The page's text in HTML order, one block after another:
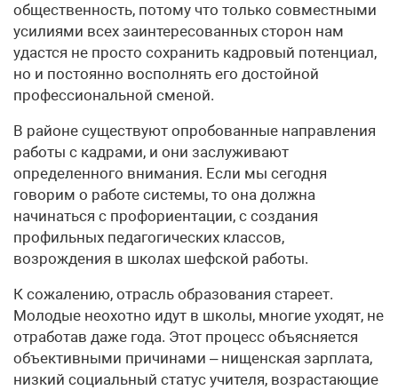
общественность, потому что только совместными
усилиями всех заинтересованных сторон нам
удастся не просто сохранить кадровый потенциал,
но и постоянно восполнять его достойной
профессиональной сменой.
В районе существуют опробованные направления
работы с кадрами, и они заслуживают
определенного внимания. Если мы сегодня
говорим о работе системы, то она должна
начинаться с профориентации, с создания
профильных педагогических классов,
возрождения в школах шефской работы.
К сожалению, отрасль образования стареет.
Молодые неохотно идут в школы, многие уходят, не
отработав даже года. Этот процесс объясняется
объективными причинами – нищенская зарплата,
низкий социальный статус учителя, возрастающие